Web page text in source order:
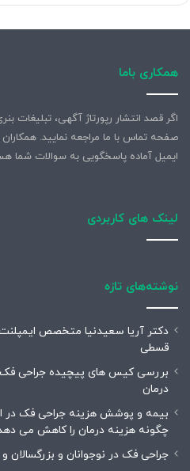
همکاری باما
اگر قصد انتشار رپورتاژ آگهی، تبلیغات
صفحه تماس با ما مراجعه نمایید.
ایمیل آماده پاسخگویی به سوالات شما
لینک های کاربردی
نوشته‌های تازه
دکتر آریا سعیدنیا متخصص
قسطی
بررسی کیس های پیچیده جراحی فک
درمان
بیمه و پوشش هزینه جراحی فک در
چگونه هزینه درمان را کاهش می
جراحی فک در نوجوانان و بزرگسالان